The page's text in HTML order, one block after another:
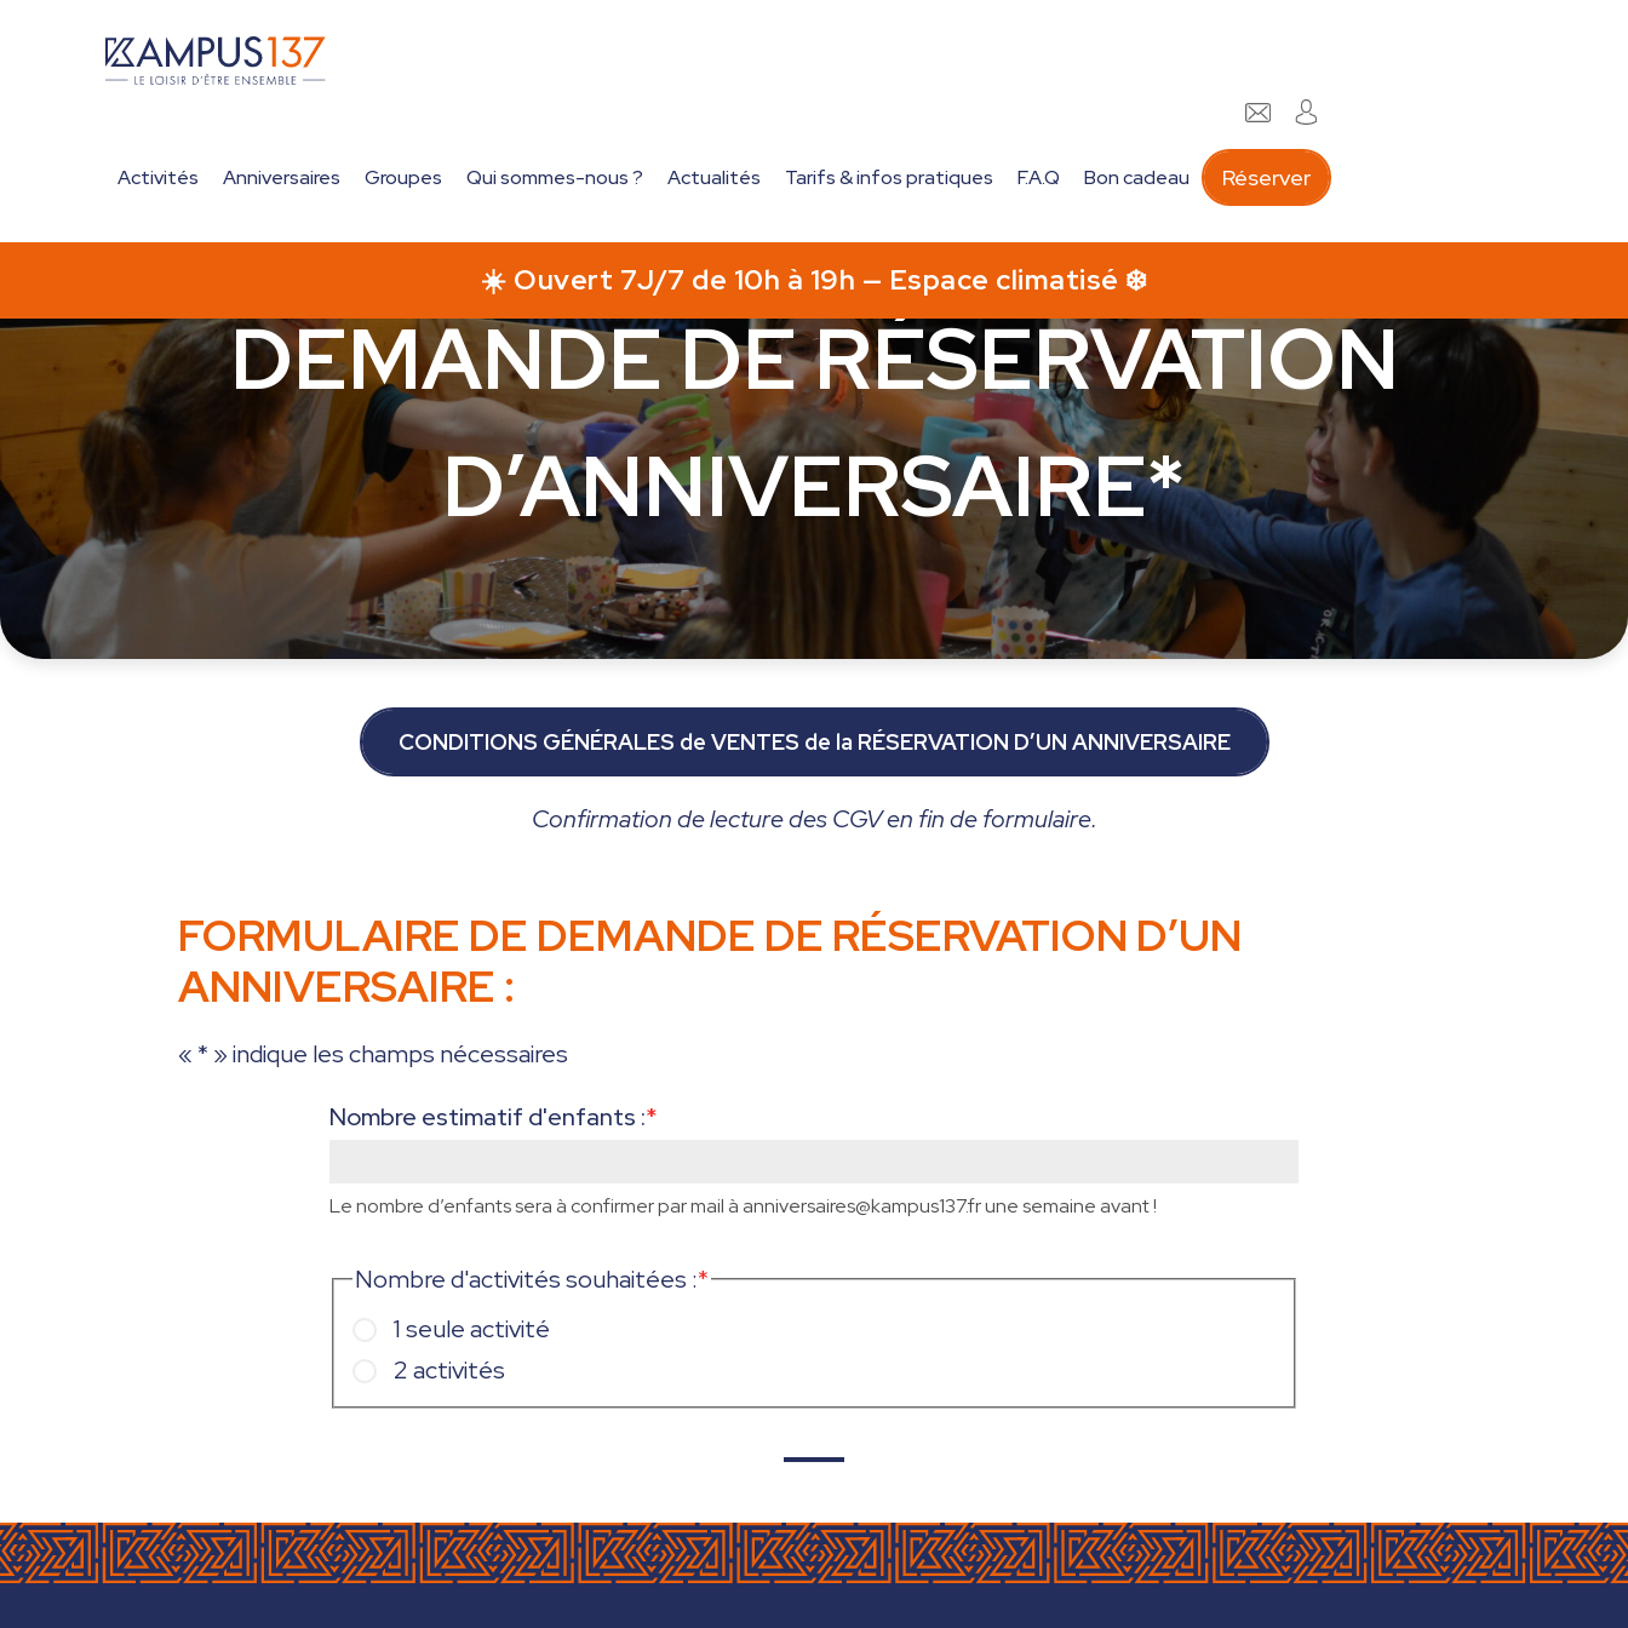
Activités Anniversaires Groupes Qui sommes-nous ? Actualités Tarifs & infos pratiques F.A.Q Bon cadeau Réserver
DEMANDE DE RÉSERVATION
D’ANNIVERSAIRE*
CONDITIONS GÉNÉRALES de VENTES de la RÉSERVATION D’UN ANNIVERSAIRE
Confirmation de lecture des CGV en fin de formulaire.
FORMULAIRE DE DEMANDE DE RÉSERVATION D’UN
ANNIVERSAIRE :
« * » indique les champs nécessaires
Nombre estimatif d'enfants :*
Le nombre d’enfants sera à confirmer par mail à anniversaires@kampus137.fr une semaine avant !
Nombre d'activités souhaitées :*
1 seule activité
2 activités